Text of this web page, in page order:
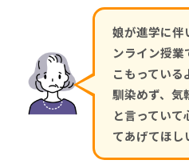
娘が進学に伴
ンライン授
こもっている
馴染めず、気
と言っていて
てあげてほし